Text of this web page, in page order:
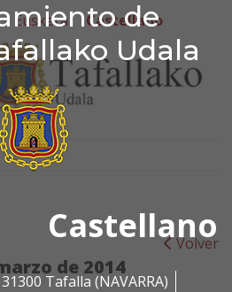
de
Udala
Castellano
Tafalla (NAVARRA)
de
Euskera Castellano
Volver
de 2014